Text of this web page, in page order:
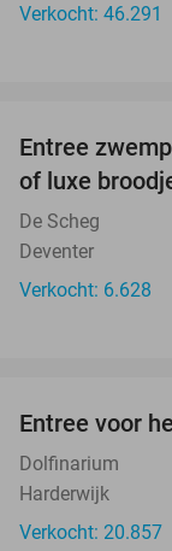
Verkocht: 46.291
Entree
of luxe
De Scheg
Deventer
Verkocht: 6.628
Entree voor
Dolfinarium
Harderwijk
Verkocht: 20.857